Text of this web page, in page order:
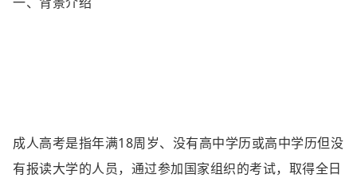
成人高考是指年满18周岁、没有高中学历或高中学历但没
有报读大学的人员，通过参加国家组织的考试，取得全日